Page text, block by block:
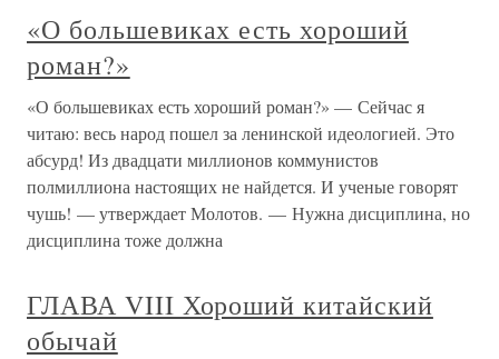
«О большевиках есть хороший
роман?»
«О большевиках есть хороший роман?» — Сейчас я
читаю: весь народ пошел за ленинской идеологией. Это
абсурд! Из двадцати миллионов коммунистов
полмиллиона настоящих не найдется. И ученые говорят
чушь! — утверждает Молотов. — Нужна дисциплина, но
дисциплина тоже должна
ГЛАВА VIII Хороший китайский
обычай